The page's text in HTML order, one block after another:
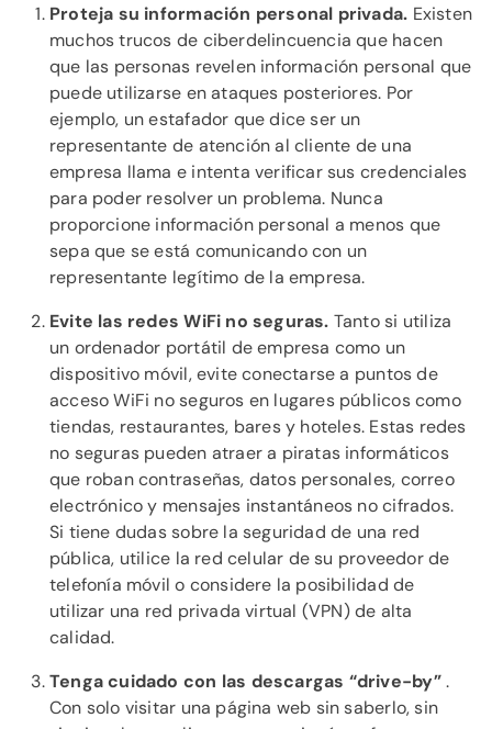
Proteja su información personal privada. Existen
muchos trucos de ciberdelincuencia que hacen
que las personas revelen información personal que
puede utilizarse en ataques posteriores. Por
ejemplo, un estafador que dice ser un
representante de atención al cliente de una
empresa llama e intenta verificar sus credenciales
para poder resolver un problema. Nunca
proporcione información personal a menos que
sepa que se está comunicando con un
representante legítimo de la empresa.
Evite las redes WiFi no seguras. Tanto si utiliza
un ordenador portátil de empresa como un
dispositivo móvil, evite conectarse a puntos de
acceso WiFi no seguros en lugares públicos como
tiendas, restaurantes, bares y hoteles. Estas redes
no seguras pueden atraer a piratas informáticos
que roban contraseñas, datos personales, correo
electrónico y mensajes instantáneos no cifrados.
Si tiene dudas sobre la seguridad de una red
pública, utilice la red celular de su proveedor de
telefonía móvil o considere la posibilidad de
utilizar una red privada virtual (VPN) de alta
calidad.
Tenga cuidado con las descargas “drive-by”.
Con solo visitar una página web sin saberlo, sin